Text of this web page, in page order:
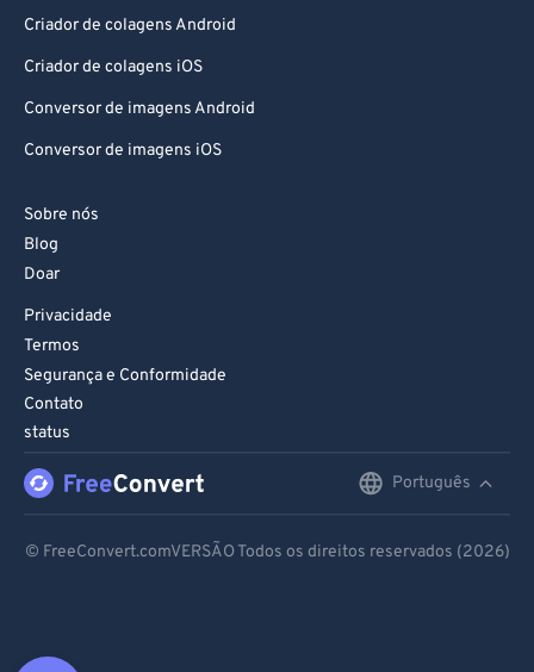
Criador de colagens Android
Criador de colagens iOS
Conversor de imagens Android
Conversor de imagens iOS
Sobre nós
Blog
Doar
Privacidade
Termos
Segurança e Conformidade
Contato
status
Português
© FreeConvert.comVERSÃO Todos os direitos reservados (2026)